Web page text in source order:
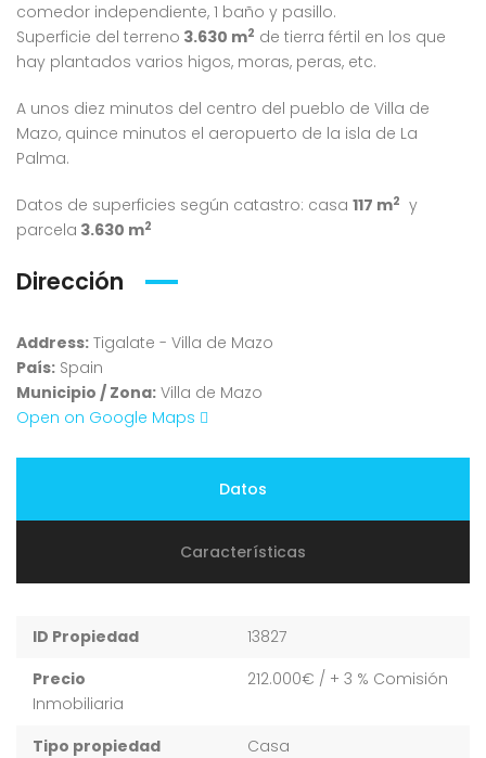
comedor independiente, 1 baño y pasillo.
Superficie del terreno 3.630 m2 de tierra fértil en los que
hay plantados varios higos, moras, peras, etc.
A unos diez minutos del centro del pueblo de Villa de
Mazo, quince minutos el aeropuerto de la isla de La
Palma.
Datos de superficies según catastro: casa 117 m2 y
parcela 3.630 m2
Dirección
Address: Tigalate - Villa de Mazo
País: Spain
Municipio / Zona: Villa de Mazo
Open on Google Maps
Datos
Características
ID Propiedad
13827
Precio
212.000€ / + 3 % Comisión
Inmobiliaria
Tipo propiedad
Casa